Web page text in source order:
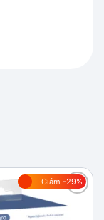
Giảm -29%
Add to
wishlist